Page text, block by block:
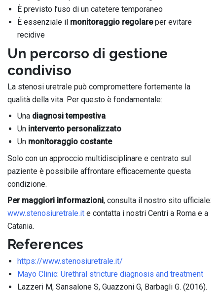
È previsto l’uso di un catetere temporaneo
È essenziale il monitoraggio regolareper evitare
recidive
Un percorso di gestione
condiviso
La stenosi uretrale può compromettere fortemente la
qualità della vita. Per questo è fondamentale:
Una diagnosi tempestiva
Un intervento personalizzato
Un monitoraggio costante
Solo con un approccio multidisciplinare e centrato sul
paziente è possibile affrontare efficacemente questa
condizione.
Per maggiori informazioni, consulta il nostro sito ufficiale:
www.stenosiuretrale.it e contatta i nostri Centri a Roma e a
Catania.
References
https://www.stenosiuretrale.it/
Mayo Clinic: Urethral stricture diagnosis and treatment
Lazzeri M, Sansalone S, Guazzoni G, Barbagli G. (2016).